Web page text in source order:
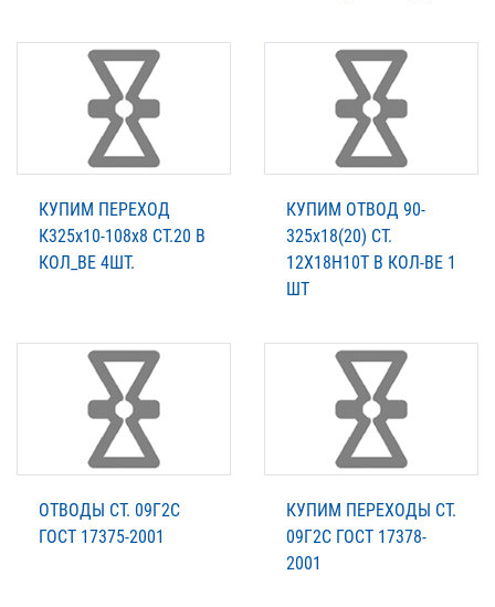
КУПИМ ПЕРЕХОД
К325х10-108х8 СТ.20 В
КОЛ_ВЕ 4ШТ.
КУПИМ ОТВОД 90-
325х18(20) СТ.
12Х18Н10Т В КОЛ-ВЕ 1
ШТ
ОТВОДЫ СТ. 09Г2С
ГОСТ 17375-2001
КУПИМ ПЕРЕХОДЫ СТ.
09Г2С ГОСТ 17378-
2001